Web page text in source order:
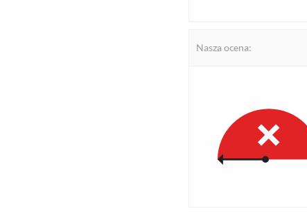
Nasza ocena: